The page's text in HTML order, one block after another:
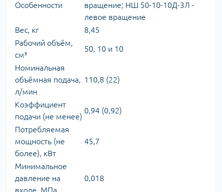
Особенности
вращение; НШ 50-10-10Д-3Л -
левое вращение
Вес, кг
8,45
Рабочий объём,
см³
50, 10 и 10
Номинальная
объёмная подача,
л/мин
110,8 (22)
Коэффициент
подачи (не менее)
0,94 (0,92)
Потребляемая
мощность (не
более), кВт
45,7
Минимальное
давление на
входе, МПа
0,018